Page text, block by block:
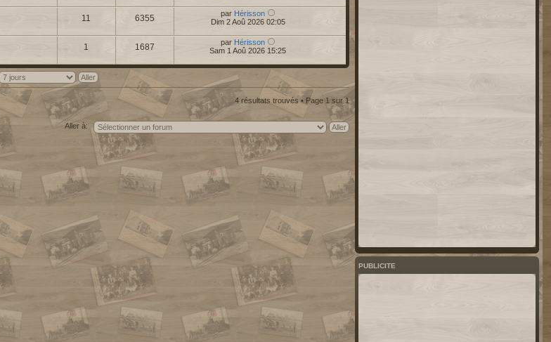
11 6355 par Hérisson
Dim 2 Aoû 2026 02:05
1 1687 par Hérisson
Sam 1 Aoû 2026 15:25
4 résultats trouvés • Page 1 sur1
Aller à:
PUBLICITE